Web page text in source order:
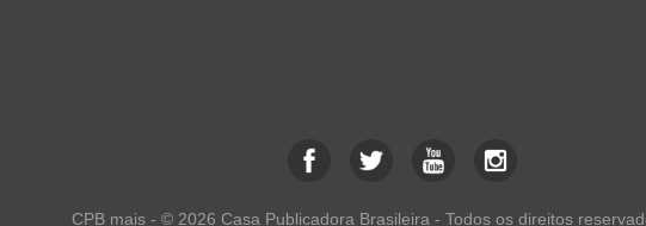
CPB mais - © 2026 Casa Publicadora Brasileira - Todos os direitos